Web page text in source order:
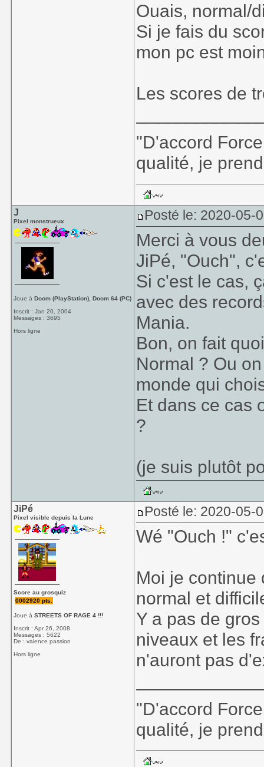
Ouais, normal/
Si je fais du
mon pc est
Les scores de
"D'accord
qualité, je
J
Pixel monstrueux
Joue àDoom (PlayStation), Doom 64 (PC)
Inscrit : Jan 20, 2004
Messages : 3695
Hors ligne
Posté le: 2020-05-
Merci à vous
JiPé, "Ouch",
Si c'est le cas,
avec des
Mania.
Bon, on fait
Normal ? Ou
monde qui
Et dans ce cas
?
(je suis plutôt
JiPé
Pixel visible depuis la Lune
Score au grosquiz
0002920 pts.
Joue àSTREETS OF RAGE 4 !!!
Inscrit : Apr 26, 2008
Messages : 5622
De : valence passion
Hors ligne
Posté le: 2020-05-
Wé "Ouch !"
Moi je continue
normal et
Y a pas de
niveaux et les
n'auront pas
"D'accord
qualité, je